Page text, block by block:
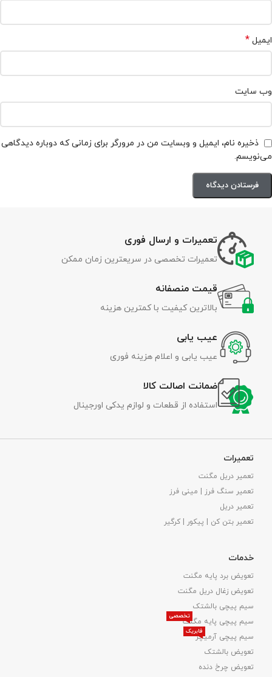
ایمیل *
وب‌ سایت
ذخیره نام، ایمیل و وبسایت من در مرورگر برای زمانی که دوباره دیدگاهی
می‌نویسم.
تعمیرات و ارسال فوری
تعمیرات تخصصی در سریعترین زمان ممکن
قیمت منصفانه
بالاترین کیفیت با کمترین هزینه
عیب یابی
عیب یابی و اعلام هزینه فوری
ضمانت اصالت کالا
استفاده از قطعات و لوازم یدکی اورجینال
تعمیرات
تعمیر دریل مگنت
تعمیر سنگ فرز | مینی فرز
تعمیر دریل
تعمیر بتن کن | پیکور | کرگیر
خدمات
تعویض برد پایه مگنت
تعویض زغال دریل مگنت
سیم پیچی بالشتک
سیم پیچی پایه مگنت
تخصصی
سیم پیچی آرمیچر
فابریک
تعویض بالشتک​
تعویض چرخ دنده